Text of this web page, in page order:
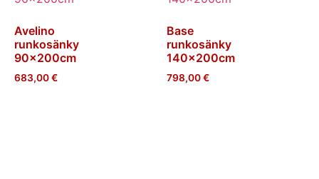
Avelino
runkosänky
90x200cm
683,00€
Base
runkosänky
140x200cm
798,00€